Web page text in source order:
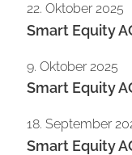
22. Oktober 2025
Smart Equity
9. Oktober 2025
Smart Equity
18. September
Smart Equity